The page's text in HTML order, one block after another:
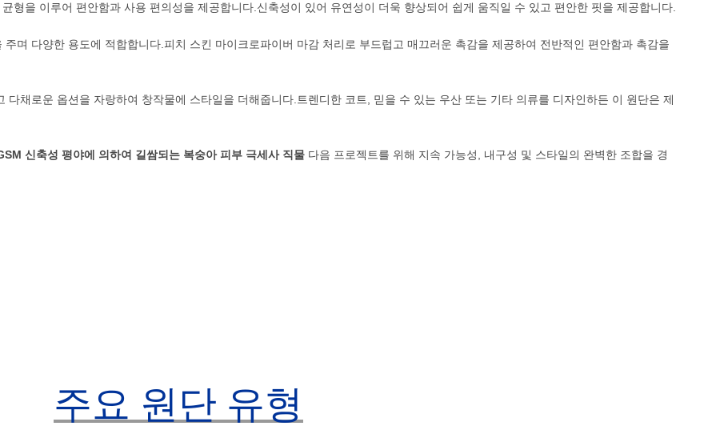
형을 이루어 편안함과 사용 편의성을 제공합니다.신축성이 있어 유연성이 더욱 향상되어 쉽게 움직일 수 있고 편안한 핏을 제공합니다.
며 다양한 용도에 적합합니다.피치 스킨 마이크로파이버 마감 처리로 부드럽고 매끄러운 촉감을 제공하여 전반적인 편안함과 촉감을
채로운 옵션을 자랑하여 창작물에 스타일을 더해줍니다.트렌디한 코트, 믿을 수 있는 우산 또는 기타 의류를 디자인하든 이 원단은 제
신축성 평야에 의하여 길쌈되는 복숭아 피부 극세사 직물 다음 프로젝트를 위해 지속 가능성, 내구성 및 스타일의 완벽한 조합을 경
주요 원단 유형